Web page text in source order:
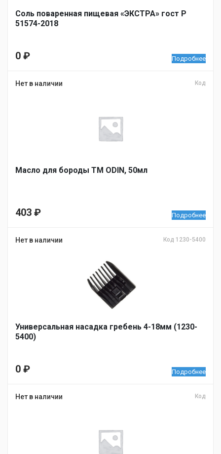
Соль поваренная пищевая «ЭКСТРА» гост Р
51574-2018
0 ₽ Подробнее
Нет в наличии Код
Масло для бороды ТМ ODIN, 50мл
403 ₽ Подробнее
Нет в наличии Код 1230-5400
Универсальная насадка гребень 4-18мм (1230-
5400)
0 ₽ Подробнее
Нет в наличии Код